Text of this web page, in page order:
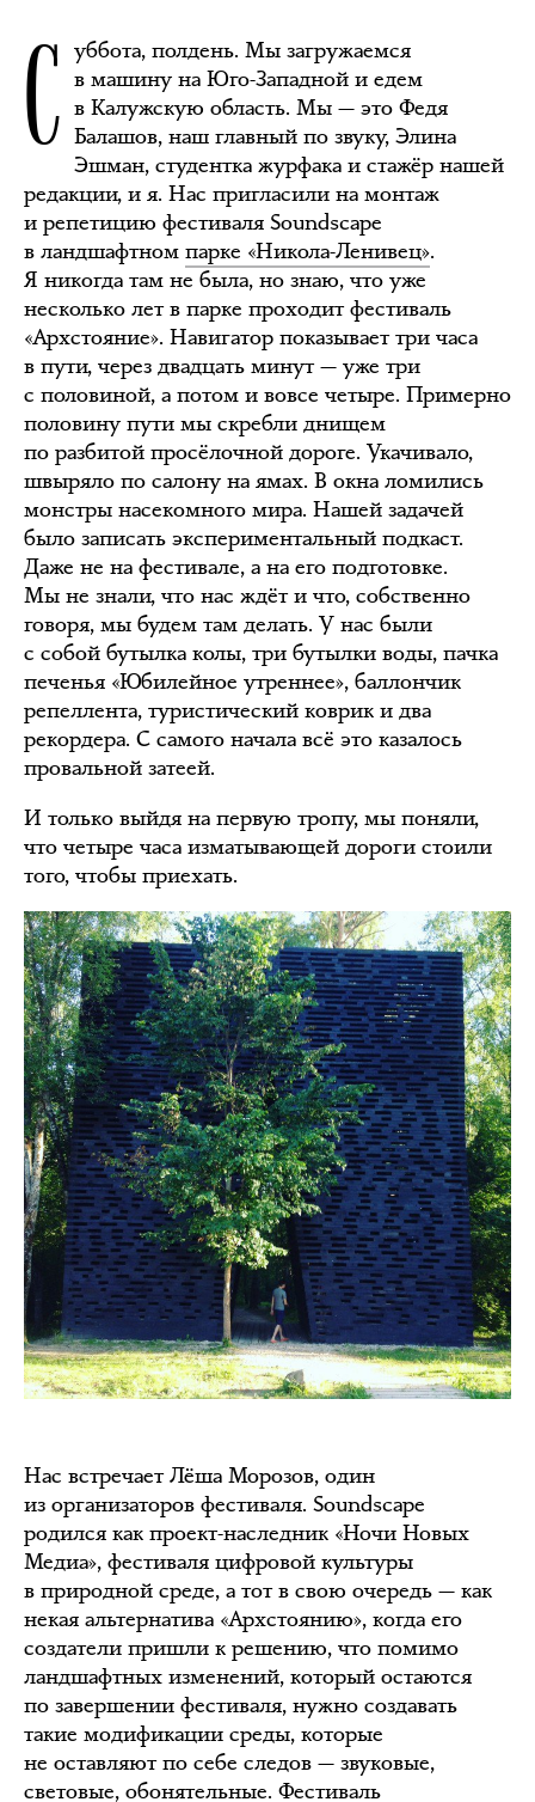
С уббота, полдень. Мы загружаемся
в машину на Юго-Западной и едем
в Калужскую область. Мы — это Федя
Балашов, наш главный по звуку, Элина
Эшман, студентка журфака и стажёр нашей
редакции, и я. Нас пригласили на монтаж
и репетицию фестиваля Soundscape
в ландшафтном парке «Никола-Ленивец».
Я никогда там не была, но знаю, что уже
несколько лет в парке проходит фестиваль
«Архстояние». Навигатор показывает три часа
в пути, через двадцать минут — уже три
с половиной, а потом и вовсе четыре. Примерно
половину пути мы скребли днищем
по разбитой просёлочной дороге. Укачивало,
швыряло по салону на ямах. В окна ломились
монстры насекомного мира. Нашей задачей
было записать экспериментальный подкаст.
Даже не на фестивале, а на его подготовке.
Мы не знали, что нас ждёт и что, собственно
говоря, мы будем там делать. У нас были
с собой бутылка колы, три бутылки воды, пачка
печенья «Юбилейное утреннее», баллончик
репеллента, туристический коврик и два
рекордера. С самого начала всё это казалось
провальной затеей.
И только выйдя на первую тропу, мы поняли,
что четыре часа изматывающей дороги стоили
того, чтобы приехать.
Нас встречает Лёша Морозов, один
из организаторов фестиваля. Soundscape
родился как проект-наследник «Ночи Новых
Медиа», фестиваля цифровой культуры
в природной среде, а тот в свою очередь — как
некая альтернатива «Архстоянию», когда его
создатели пришли к решению, что помимо
ландшафтных изменений, который остаются
по завершении фестиваля, нужно создавать
такие модификации среды, которые
не оставляют по себе следов — звуковые,
световые, обонятельные. Фестиваль